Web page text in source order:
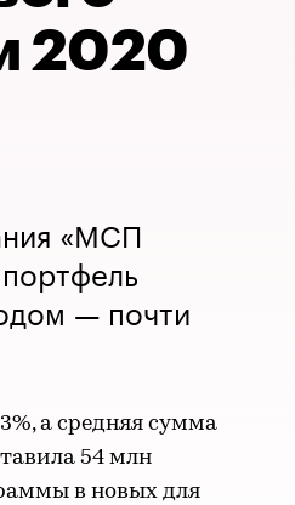
2020
«МСП
— почти
а средняя сумма
54 млн
в новых для